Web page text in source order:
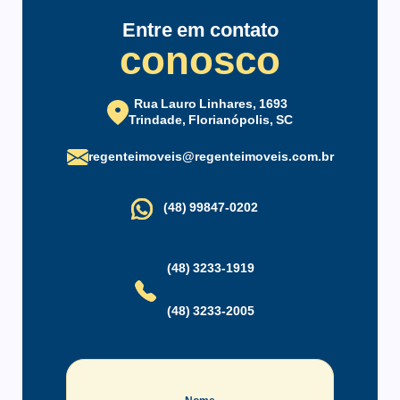
Entre em contato
conosco
Rua Lauro Linhares, 1693
Trindade, Florianópolis, SC
regenteimoveis@regenteimoveis.com.br
(48) 99847-0202
(48) 3233-1919
(48) 3233-2005